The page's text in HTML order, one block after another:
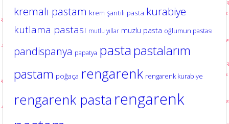
kremalı pastam krem şantili pasta kurabiye
kutlama pastası mutlu yıllar muzlu pasta oğlumun pastası
pandispanya papatya pasta pastalarım
pastam poğaça rengarenk rengarenk kurabiye
rengarenk pasta rengarenk